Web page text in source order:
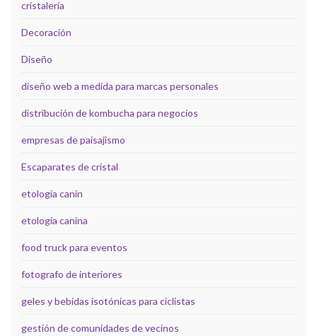
cristalería
Decoración
Diseño
diseño web a medida para marcas personales
distribución de kombucha para negocios
empresas de paisajismo
Escaparates de cristal
etología canin
etología canina
food truck para eventos
fotografo de interiores
geles y bebidas isotónicas para ciclistas
gestión de comunidades de vecinos